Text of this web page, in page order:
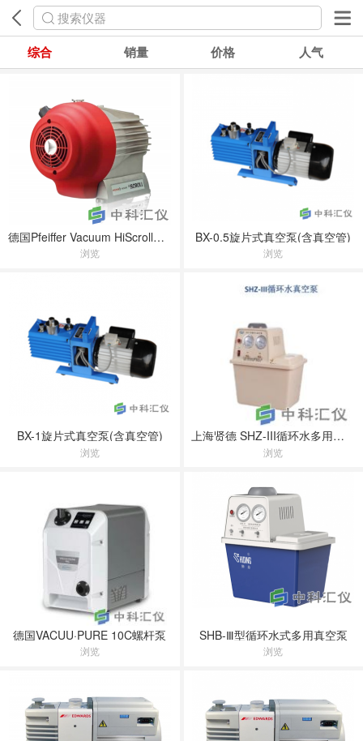
搜索仪器
综合 销量 价格 人气
德国Pfeiffer Vacuum HiScroll涡旋泵
浏览
BX-0.5旋片式真空泵(含真空管)
浏览
BX-1旋片式真空泵(含真空管)
浏览
上海贤德 SHZ-III循环水多用真空泵
浏览
德国VACUU·PURE 10C螺杆泵
浏览
SHB-Ⅲ型循环水式多用真空泵
浏览